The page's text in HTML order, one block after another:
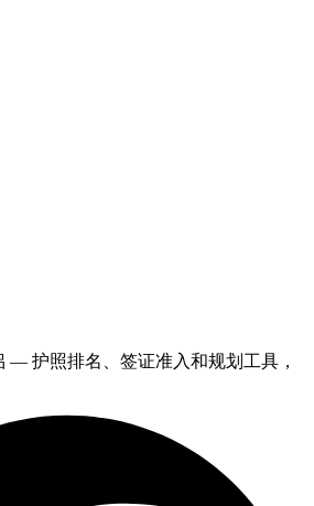
— 护照排名、签证准入和规划工具，